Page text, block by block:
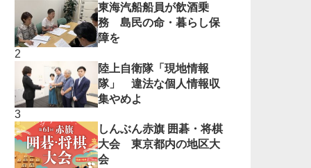
東海汽船船員が飲酒乗
務 島民の命・暮らし保
障を
陸上自衛隊「現地情報
隊」 違法な個人情報収
集やめよ
しんぶん赤旗 囲碁・将棋
大会 東京都内の地区大
会